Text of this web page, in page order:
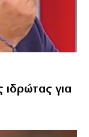
ιδρώτας για